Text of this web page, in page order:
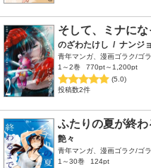
そして、ミナにな
のざわたけし / ナンジ
青年マンガ、漫画ゴラク/ゴ
1～2巻
770pt～1,200pt
(5.0)
投稿数2件
ふたりの夏が終わ
艶々
青年マンガ、漫画ゴラク/ゴ
1～30巻
124pt